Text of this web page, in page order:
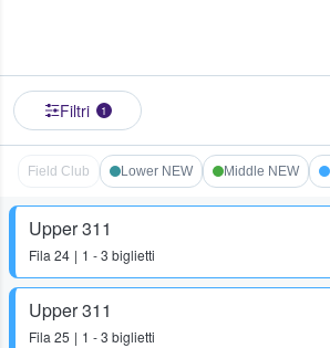
Filtri 1
Field Club Lower NEW Middle NEW
Upper 311
Fila 24 1 - 3 biglietti
Upper 311
Fila 25 1 - 3 biglietti